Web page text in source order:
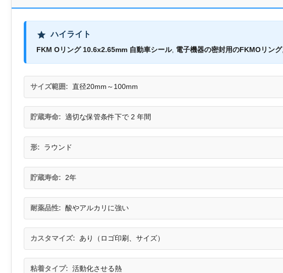
ハイライト
FKM Oリング 10.6x2.65mm 自動車シール, 電子機器の密封用のFKMOリング,
サイズ範囲: 直径20mm～100mm
貯蔵寿命: 適切な保管条件下で 2 年間
形: ラウンド
貯蔵寿命: 2年
耐薬品性: 酸やアルカリに強い
カスタマイズ: あり（ロゴ印刷、サイズ）
粘着タイプ: 活動化させる熱